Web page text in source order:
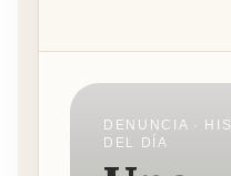
DENUNCIA ·
DEL DÍA